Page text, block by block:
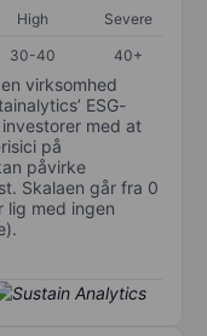
High
Severe
30-40 40+
virksomhed
ESG-
med at
på
påvirke
Skalaen går fra 0
lig med ingen